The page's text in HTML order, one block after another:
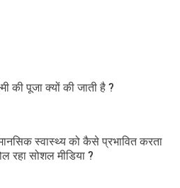
की पूजा क्यों की जाती है ?
स्वास्थ्य को कैसे प्रभावित करता
रहा सोशल मीडिया ?